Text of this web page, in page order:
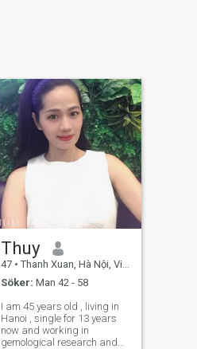
Thuy
47 • Thanh Xuan, Hà Nội, Vietnam
Söker: Man 42 - 58
I am 45 years old , living in
Hanoi , single for 13 years
now and working in
gemological research and